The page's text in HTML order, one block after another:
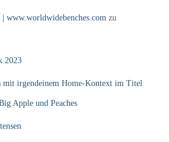
| www.worldwidebenches.com zu
2023
mit irgendeinem Home-Kontext im Titel
Apple und Peaches